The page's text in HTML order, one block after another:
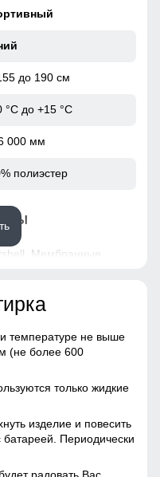
76
до 190 см
°C до +15 °C
000 мм
полиэстер
Мембранные
+ графеновая
из полиэстера
(тинсулейт)
температуре не выше
(не более 600
только жидкие
изделие и повесить
Периодически